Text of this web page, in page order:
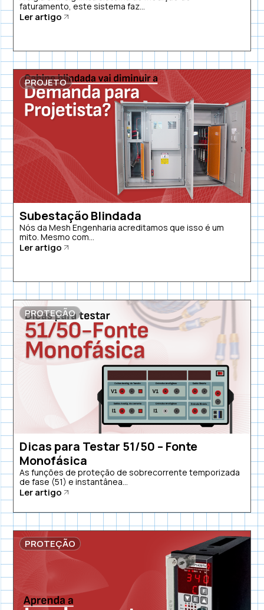
faturamento, este sistema faz...
Ler artigo
PROJETO
Subestação Blindada
Nós da Mesh Engenharia acreditamos que isso é um
mito. Mesmo com...
Ler artigo
PROTEÇÃO
Dicas para Testar 51/50 – Fonte
Monofásica
As funções de proteção de sobrecorrente temporizada
de fase (51) e instantânea...
Ler artigo
PROTEÇÃO